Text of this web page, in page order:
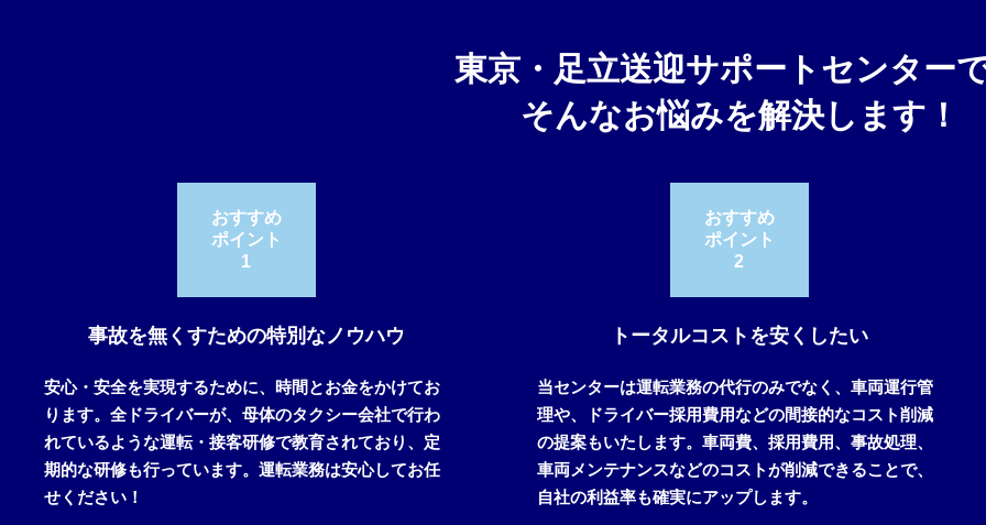
東京・足立送迎サポートセンター
そんなお悩みを解決します！
おすすめ
ポイント
1
事故を無くすための特別なノウハウ
安心・安全を実現するために、時間とお金をかけてお
ります。全ドライバーが、母体のタクシー会社で行わ
れているような運転・接客研修で教育されており、定
期的な研修も行っています。運転業務は安心してお任
せください！
おすすめ
ポイント
2
トータルコストを安くしたい
当センターは運転業務の代行のみでなく、車両運行管
理や、ドライバー採用費用などの間接的なコスト削減
の提案もいたします。車両費、採用費用、事故処理、
車両メンテナンスなどのコストが削減できることで、
自社の利益率も確実にアップします。